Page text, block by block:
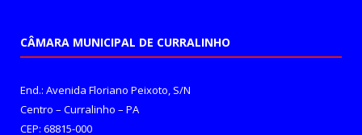
CÂMARA MUNICIPAL DE CURRALINHO
End.: Avenida Floriano Peixoto, S/N
Centro – Curralinho – PA
CEP: 68815-000